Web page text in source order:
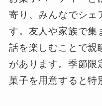
寄り、みんなでシェ
す。友人や家族で集
話を楽しむことで親
があります。季節限
菓子を用意すると特